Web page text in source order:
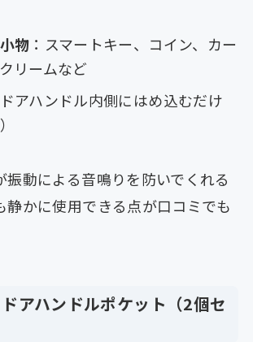
物 ：スマートキー、コイン、カー
リームなど
ドアハンドル内側にはめ込むだけ
振動による音鳴りを防いでくれる
静かに使用できる点が口コミでも
アハンドルポケット（2個セ